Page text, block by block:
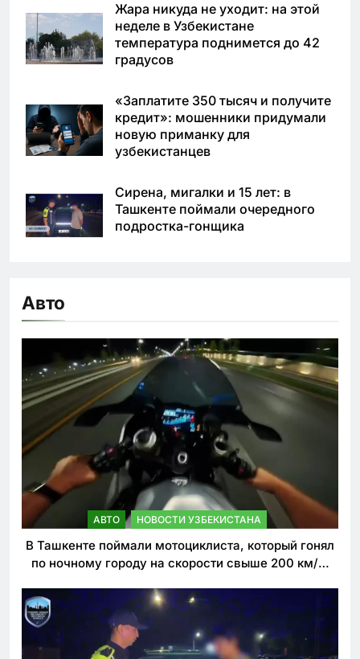
Жара никуда не уходит: на этой
неделе в Узбекистане
температура поднимется до 42
градусов
«Заплатите 350 тысяч и получите
кредит»: мошенники придумали
новую приманку для
узбекистанцев
Сирена, мигалки и 15 лет: в
Ташкенте поймали очередного
подростка-гонщика
Авто
АВТО НОВОСТИ УЗБЕКИСТАНА
В Ташкенте поймали мотоциклиста, который гонял
по ночному городу на скорости свыше 200 км/ч.